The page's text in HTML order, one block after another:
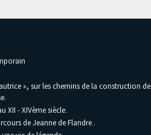
», sur les chemins de la construction de
XII - XIVème siècle.
de Jeanne de Flandre .